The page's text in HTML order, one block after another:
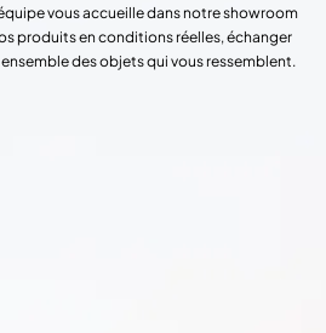
vous accueille dans notre showroom
produits en conditions réelles, échanger
des objets qui vous ressemblent.